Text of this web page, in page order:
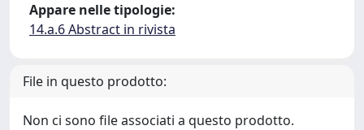
Appare nelle tipologie:
14.a.6 Abstract in rivista
File in questo prodotto:
Non ci sono file associati a questo prodotto.